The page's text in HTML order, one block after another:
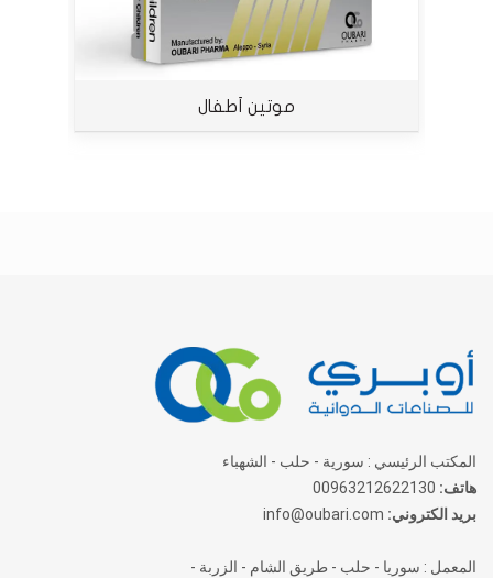
موتين أطفال
المكتب الرئيسي : سورية - حلب - الشهباء
هاتف:
بريد الكتروني:
المعمل : سوريا - حلب - طريق الشام - الزربة -